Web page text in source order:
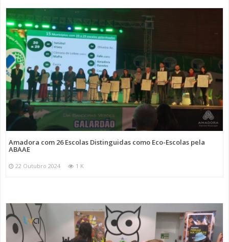
Amadora com 26 Escolas Distinguidas como Eco-Escolas pela
ABAAE
22 Outubro 2024 1 K